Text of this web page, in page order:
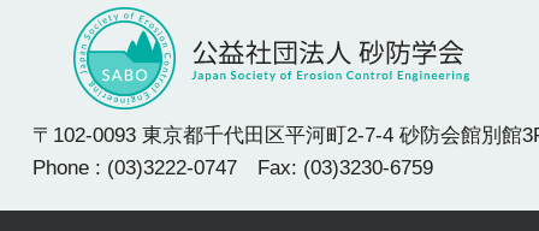
〒102-0093 東京都千代田区平河町2-7-4 砂防会館別館
Phone : (03)3222-0747 Fax: (03)3230-6759